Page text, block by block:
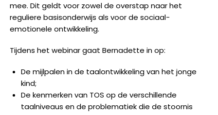
mee. Dit geldt voor zowel de overstap naar het
reguliere basisonderwijs als voor de sociaal-
emotionele ontwikkeling.
Tijdens het webinar gaat Bernadette in op:
De mijlpalen in de taalontwikkeling van het jonge
kind;
De kenmerken van TOS op de verschillende
taalniveaus en de problematiek die de stoornis